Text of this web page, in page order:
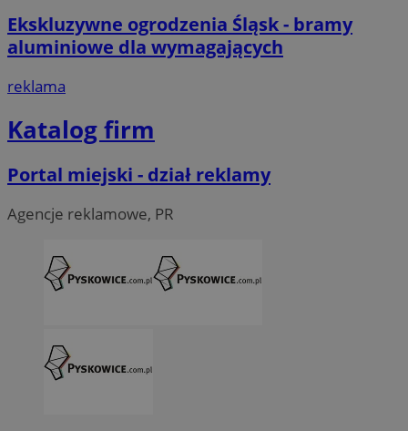
Ekskluzywne ogrodzenia Śląsk - bramy
aluminiowe dla wymagających
reklama
Katalog firm
Portal miejski - dział reklamy
Agencje reklamowe, PR